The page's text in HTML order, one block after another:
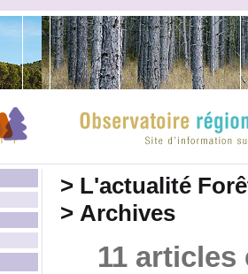
> L'actualité
> Archives
11 articles